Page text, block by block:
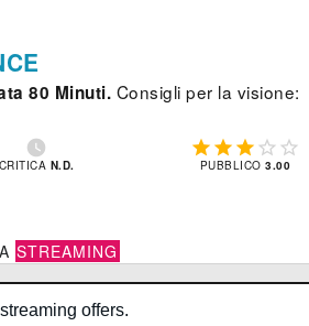
80 Minuti. Consigli per la visione:

CRITICA N.D.
    
PUBBLICO3.00
STREAMING